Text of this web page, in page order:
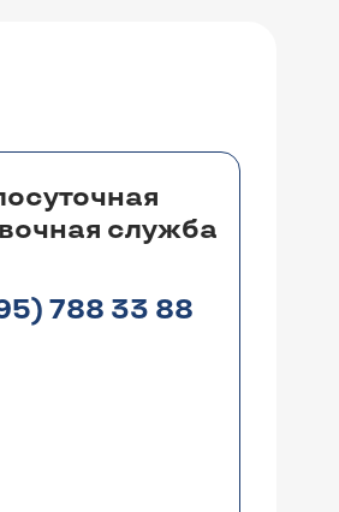
служба
788 33 88